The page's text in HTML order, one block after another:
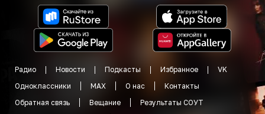
Радио Новости Подкасты Избранное
VK
Одноклассники
MAX О нас
Контакты
Обратная связь
Вещание
Результаты СОУТ